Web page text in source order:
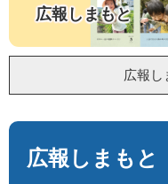
へ
広報しまもと
広報し
文
広報しまも